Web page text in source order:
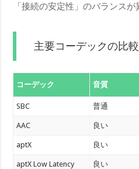
「接続の安定性」のバランスが
主要コーデックの比較
コーデック 音質
SBC 普通
AAC 良い
aptX 良い
aptX Low Latency 良い